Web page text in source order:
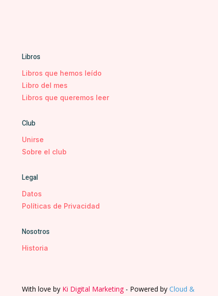
Libros
Libros que hemos leído
Libro del mes
Libros que queremos leer
Club
Unirse
Sobre el club
Legal
Datos
Políticas de Privacidad
Nosotros
Historia
With love by Ki Digital Marketing - Powered by Cloud &